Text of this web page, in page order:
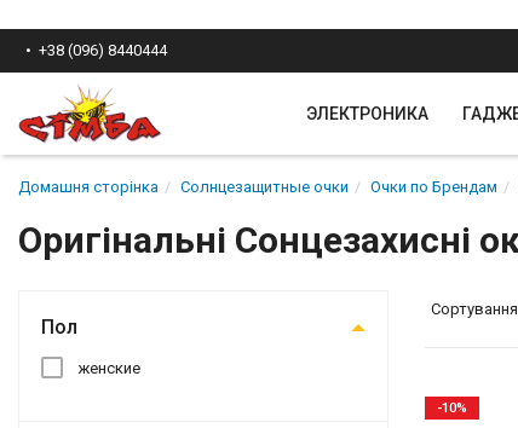
+38 (096) 8440444
ЭЛЕКТРОНИКА
Домашня сторінка Солнцезащитные очки Очки по Брендам
Оригінальні Сонцезахисні
Пол
женские
-10%